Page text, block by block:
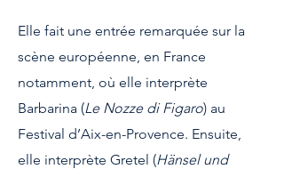
Elle fait une entrée remarquée sur la
scène européenne, en France
notamment, où elle interprète
Barbarina (Le Nozze di Figaro) au
Festival d’Aix-en-Provence. Ensuite,
elle interprète Gretel (Hänsel und